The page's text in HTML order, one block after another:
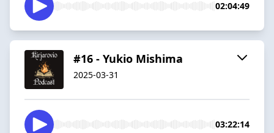
02:04:49
#16 - Yukio Mishima
2025-03-31
03:22:14